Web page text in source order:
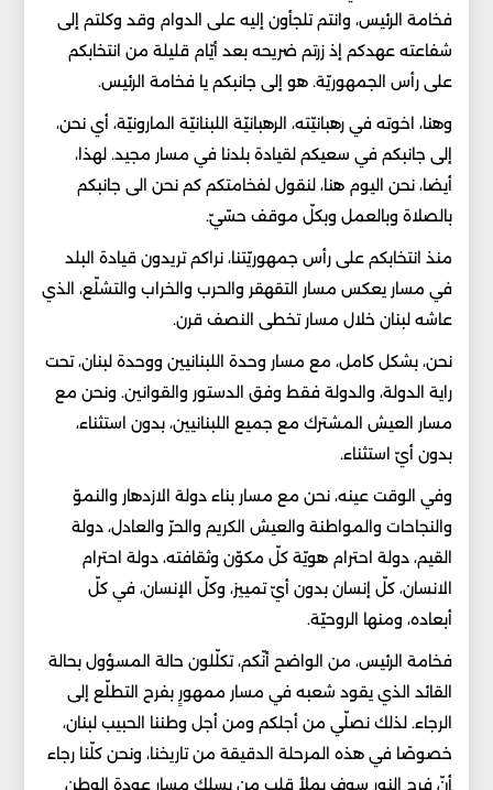
فخامة الرئيس، وانتم تلجأون إليه على الدوام وقد وكلتم إلى
شفاعته عهدكم إذ زرتم ضريحه بعد أيّام قليلة من انتخابكم
على رأس الجمهوريّة. هو إلى جانبكم يا فخامة الرئيس.
وهنا، اخوته في رهبانيّته، الرهبانيّة اللبنانيّة المارونيّة، أي نحن،
إلى جانبكم في سعيكم لقيادة بلدنا في مسار مجيد. لهذا،
أيضا، نحن اليوم هنا، لنقول لفخامتكم كم نحن الى جانبكم
بالصلاة وبالعمل وبكلّ موقف حسّيّ.
منذ انتخابكم على رأس جمهوريّتنا، نراكم تريدون قيادة البلد
في مسار يعكس مسار التقهقر والحرب والخراب والتشلّع، الذي
عاشه لبنان خلال مسار تخطى النصف قرن.
نحن، بشكل كامل، مع مسار وحدة اللبنانيين ووحدة لبنان، تحت
راية الدولة، والدولة فقط وفق الدستور والقوانين. ونحن مع
مسار العيش المشترك مع جميع اللبنانيين، بدون استثناء،
بدون أيّ استثناء.
وفي الوقت عينه، نحن مع مسار بناء دولة الازدهار والنموّ
والنجاحات والمواطنة والعيش الكريم والحرّ والعادل، دولة
القيم، دولة احترام هويّة كلّ مكوّن وثقافته، دولة احترام
الانسان، كلّ إنسان بدون أيّ تمييز، وكلّ الإنسان، في كلّ
أبعاده، ومنها الروحيّة.
فخامة الرئيس، من الواضح أنّكم، تكلّلون حالة المسؤول بحالة
القائد الذي يقود شعبه في مسار ممهورٍ بفرح التطلّع إلى
الرجاء. لذلك نصلّي من أجلكم ومن أجل وطننا الحبيب لبنان،
خصوصًا في هذه المرحلة الدقيقة من تاريخنا، ونحن كلّنا رجاء
أنّ فرح النور سوف يملأ قلب من يسلك مسار عودة الوطن